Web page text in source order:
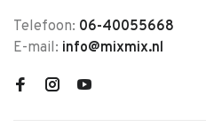
Telefoon: 06-40055668
E-mail: info@mixmix.nl